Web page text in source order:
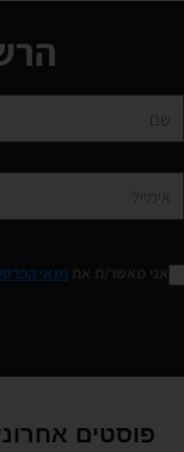
תנאי
פוסטים